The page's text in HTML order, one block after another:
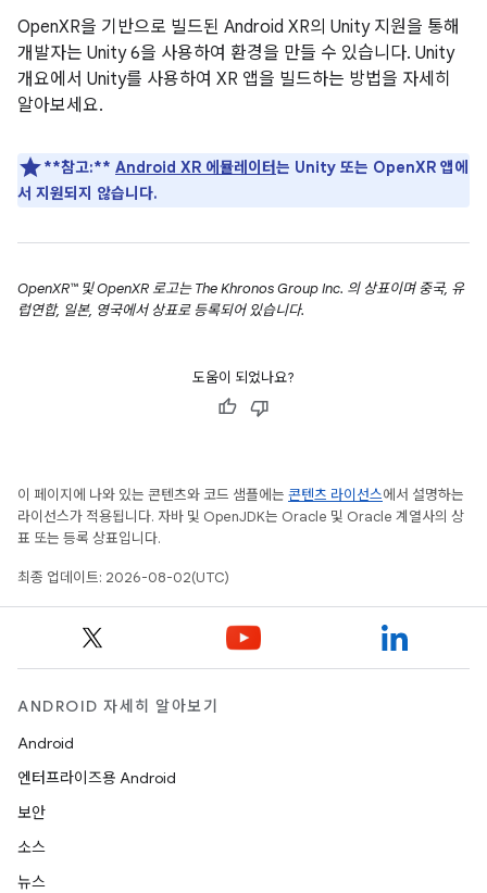
OpenXR을 기반으로 빌드된 Android XR의 Unity 지원을 통해
개발자는 Unity 6을 사용하여 환경을 만들 수 있습니다. Unity
개요에서 Unity를 사용하여 XR 앱을 빌드하는 방법을 자세히
알아보세요.
**참고:** Android XR 에뮬레이터는 Unity 또는 OpenXR 앱에
서 지원되지 않습니다.
OpenXR™ 및 OpenXR 로고는 The Khronos Group Inc. 의 상표이며 중국, 유
럽연합, 일본, 영국에서 상표로 등록되어 있습니다.
도움이 되었나요?
이 페이지에 나와 있는 콘텐츠와 코드 샘플에는 콘텐츠 라이선스에서 설명하는
라이선스가 적용됩니다. 자바 및 OpenJDK는 Oracle 및 Oracle 계열사의 상
표 또는 등록 상표입니다.
최종 업데이트: 2026-08-02(UTC)
ANDROID 자세히 알아보기
Android
엔터프라이즈용 Android
보안
소스
뉴스